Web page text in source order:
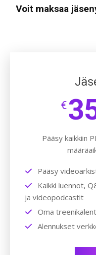
Voit maksaa
€
Pääsy kaikkiin
Pääsy
Kaikki luennot,
ja videopodcastit
Oma
Alennukset